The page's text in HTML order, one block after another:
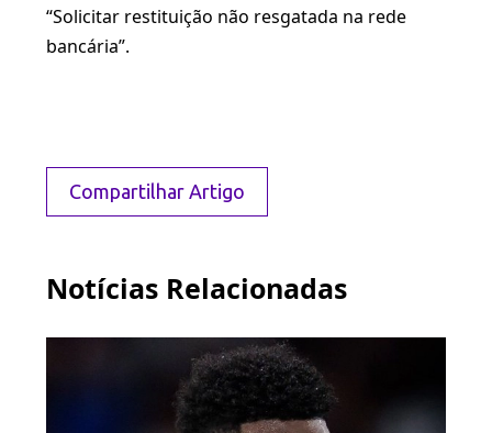
“Solicitar restituição não resgatada na rede
bancária”.
Compartilhar Artigo
Notícias Relacionadas